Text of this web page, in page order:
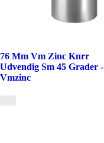
76 Mm Vm Zinc Knrr
Udvendig Sm 45 Grader -
Vmzinc